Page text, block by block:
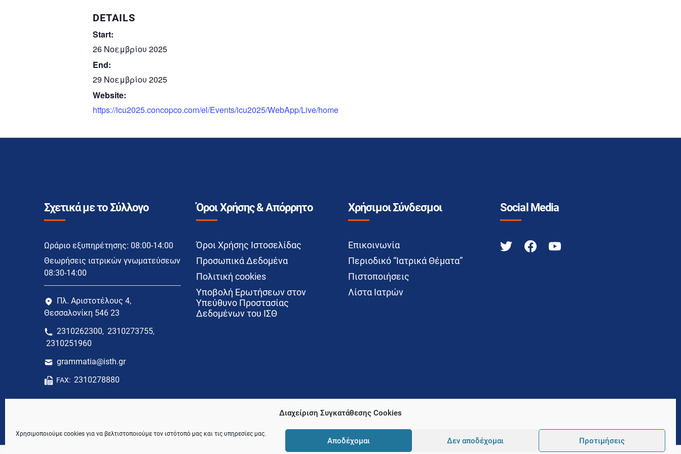
Διαχείριση Συγκατάθεσης Cookies
Χρησιμοποιούμε cookies για να βελτιστοποιούμε τον ιστότοπό μας και τις υπηρεσίες μας.
Αποδέχομαι Δεν αποδέχομαι Προτιμήσεις
DETAILS
Start:
26 Νοεμβρίου 2025
End:
29 Νοεμβρίου 2025
Website:
https://icu2025.concopco.com/el/Events/icu2025/WebApp/Live/home
Σχετικά με το Σύλλογο
Ωράριο εξυπηρέτησης: 08:00-14:00
Θεωρήσεις ιατρικών γνωματεύσεων
08:30-14:00
Πλ. Αριστοτέλους 4,
Θεσσαλονίκη 546 23
2310262300, 2310273755,
2310251960
grammatia@isth.gr
FAX: 2310278880
Όροι Χρήσης & Απόρρητο
Όροι Χρήσης Ιστοσελίδας
Προσωπικά Δεδομένα
Πολιτική cookies
Υποβολή Ερωτήσεων στον
Υπεύθυνο Προστασίας
Δεδομένων του ΙΣΘ
Χρήσιμοι Σύνδεσμοι
Επικοινωνία
Περιοδικό “Ιατρικά Θέματα”
Πιστοποιήσεις
Λίστα Ιατρών
Social Media